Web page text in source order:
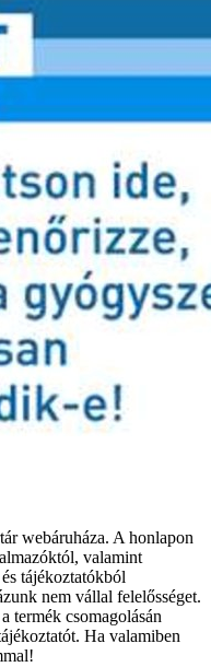
webáruháza. A honlapon
valamint
tájékoztatókból
nem vállal felelősséget.
termék csomagolásán
Ha valamiben